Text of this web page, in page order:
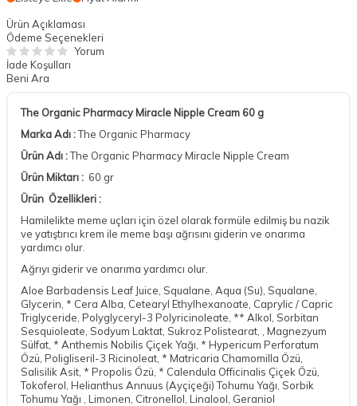
Ürün Açıklaması
Ödeme Seçenekleri
Yorum
İade Koşulları
Beni Ara
The Organic Pharmacy Miracle Nipple Cream 60 g
Marka Adı :The Organic Pharmacy
Ürün Adı :The Organic Pharmacy Miracle Nipple Cream
Ürün Miktarı : 60 gr
Ürün Özellikleri :
Hamilelikte meme uçları için özel olarak formüle edilmiş bu nazik
ve yatıştırıcı krem ​​ile meme başı ağrısını giderin ve onarıma
yardımcı olur.
Ağrıyı giderir ve onarıma yardımcı olur.
Aloe Barbadensis Leaf Juice, Squalane, Aqua (Su), Squalane,
Glycerin, * Cera Alba, Cetearyl Ethylhexanoate, Caprylic / Capric
Triglyceride, Polyglyceryl-3 Polyricinoleate, ** Alkol, Sorbitan
Sesquioleate, Sodyum Laktat, Sukroz Polistearat, , Magnezyum
Sülfat, * Anthemis Nobilis Çiçek Yağı, * Hypericum Perforatum
Özü, Poligliseril-3 Ricinoleat, * Matricaria Chamomilla Özü,
Salisilik Asit, * Propolis Özü, * Calendula Officinalis Çiçek Özü,
Tokoferol, Helianthus Annuus (Ayçiçeği) Tohumu Yağı, Sorbik
Tohumu Yağı , Limonen, Citronellol, Linalool, Geraniol